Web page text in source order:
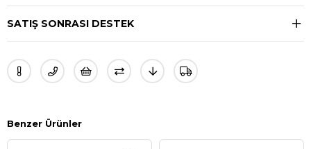
SATIŞ SONRASI DESTEK
Benzer Ürünler